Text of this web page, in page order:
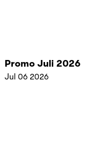
Promo Juli 2026
Jul 06 2026